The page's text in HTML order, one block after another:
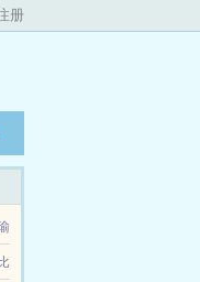
册